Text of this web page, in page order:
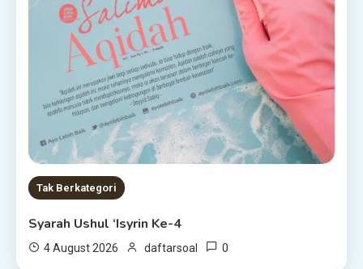
Tak Berkategori
Syarah Ushul ‘Isyrin Ke-4
4 August 2026 daftarsoal 0